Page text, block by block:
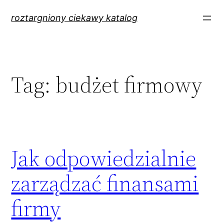
roztargniony ciekawy katalog
Tag: budżet firmowy
Jak odpowiedzialnie
zarządzać finansami
firmy